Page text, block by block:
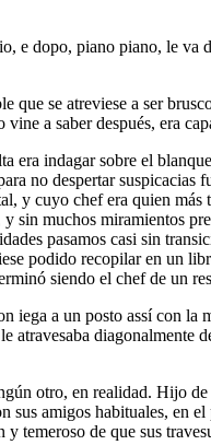
e dopo, piano piano, le va
se atreviese a ser
a saber después, era
indagar sobre el
no despertar
y cuyo chef era quien
sin muchos miramientos
pasamos casi sin
podido recopilar en un
siendo el chef de un
iega a un posto assí con
diagonalmente
otro, en realidad. Hijo
amigos habituales, en
temeroso de que sus